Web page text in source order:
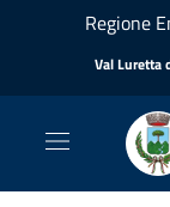
Salta al contenuto
Regione
Val Luretta